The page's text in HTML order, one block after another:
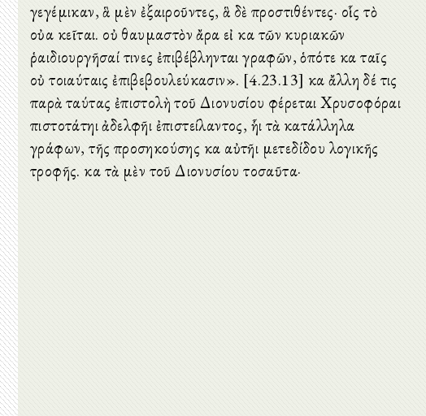
γεγέμικαν, ἃ μὲν ἐξαιροῦντες, ἃ δὲ προστιθέντες· οἷς τὸ
οὐαὶ κεῖται. οὐ θαυμαστὸν ἄρα εἰ καὶ τῶν κυριακῶν
ῥαιδιουργῆσαί τινες ἐπιβέβληνται γραφῶν, ὁπότε καὶ ταῖς
οὐ τοιαύταις ἐπιβεβουλεύκασιν». [4.23.13] καὶ ἄλλη δέ τις
παρὰ ταύτας ἐπιστολὴ τοῦ Διονυσίου φέρεται Χρυσοφόραι
πιστοτάτηι ἀδελφῆι ἐπιστείλαντος, ἧι τὰ κατάλληλα
γράφων, τῆς προσηκούσης καὶ αὐτῆι μετεδίδου λογικῆς
τροφῆς. καὶ τὰ μὲν τοῦ Διονυσίου τοσαῦτα·